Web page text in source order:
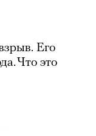
Его
Что это